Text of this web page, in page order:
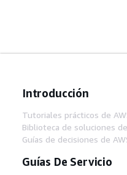
Introducción
Tutoriales prácticos de
Biblioteca de soluciones
Guías de decisiones de
Guías De Servicio